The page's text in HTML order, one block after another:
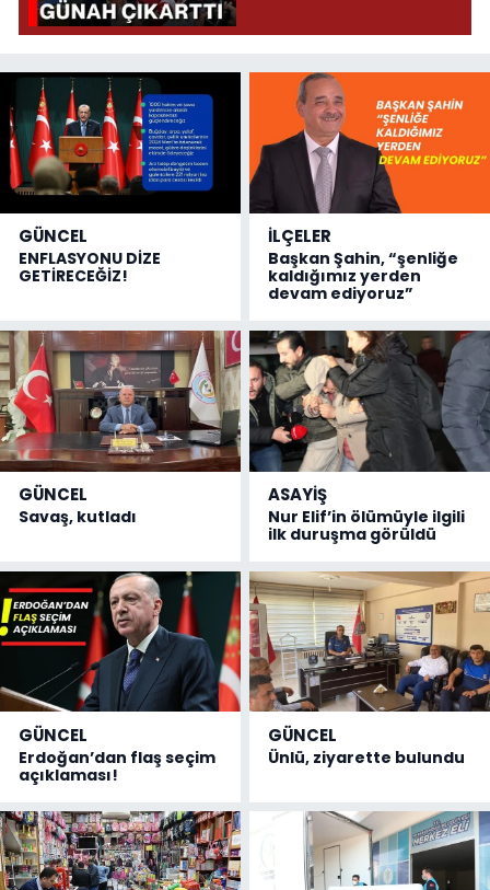
GÜNCEL
ENFLASYONU DİZE
GETİRECEĞİZ!
İLÇELER
Başkan Şahin, “şenliğe
kaldığımız yerden
devam ediyoruz”
GÜNCEL
Savaş, kutladı
ASAYİŞ
Nur Elif’in ölümüyle ilgili
ilk duruşma görüldü
GÜNCEL
Erdoğan’dan flaş seçim
açıklaması!
GÜNCEL
Ünlü, ziyarette bulundu